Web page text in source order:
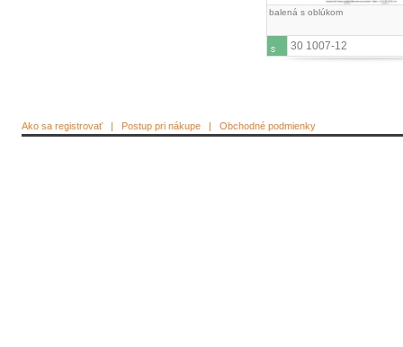
balená s oblúkom
30 1007-12
Ako sa registrovať| Postup pri nákupe | Obchodné podmienky